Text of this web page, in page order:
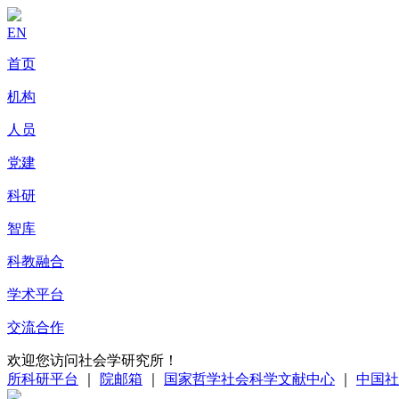
EN
首页
机构
人员
党建
科研
智库
科教融合
学术平台
交流合作
欢迎您访问社会学研究所！
所科研平台
院邮箱 国家哲学社会科学文献中心 中国